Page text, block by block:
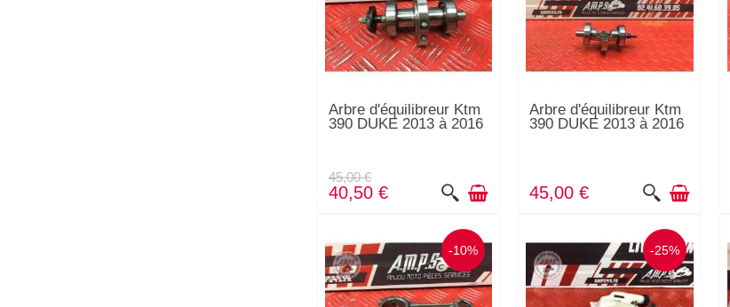
Arbre d'équilibreur Ktm
390 DUKE 2013 à 2016
45,00 €
40,50 €
Arbre d'équilibreur Ktm
390 DUKE 2013 à 2016
45,00 €
-10% -25%